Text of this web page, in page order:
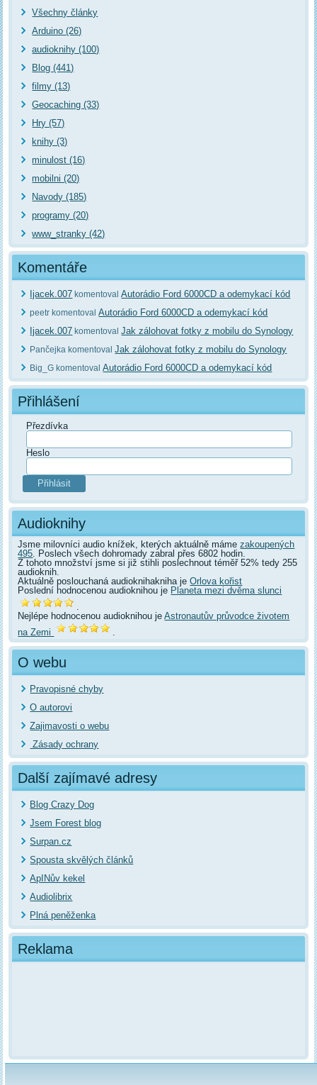
Všechny články
Arduino (26)
audioknihy (100)
Blog (441)
filmy (13)
Geocaching (33)
Hry (57)
knihy (3)
minulost (16)
mobilni (20)
Navody (185)
programy (20)
www_stranky (42)
Komentáře
Ijacek.007 komentovalAutorádio Ford 6000CD a odemykací kód
peetr komentovalAutorádio Ford 6000CD a odemykací kód
Ijacek.007 komentovalJak zálohovat fotky z mobilu do Synology
Pančejka komentovalJak zálohovat fotky z mobilu do Synology
Big_G komentovalAutorádio Ford 6000CD a odemykací kód
Přihlášení
Přezdívka
Heslo
Audioknihy
Jsme milovníci audio knížek, kterých aktuálně mámezakoupených
495 . Poslech všech dohromady zabral přes 6802 hodin.
Z tohoto množství jsme si již stihli poslechnout téměř 52% tedy 255
audioknih.
Aktuálně poslouchaná audioknihakniha jeOrlova kořist
Poslední hodnocenou audioknihou je Planeta mezi dvěma slunci
Nejlépe hodnocenou audioknihou jeAstronautův průvodce životem
na Zemi
O webu
Pravopisné chyby
O autorovi
Zajimavosti o webu
Zásady ochrany
Další zajímavé adresy
Blog Crazy Dog
Jsem Forest blog
Surpan.cz
Spousta skvělých článků
ApINův kekel
Audiolibrix
Plná peněženka
Reklama